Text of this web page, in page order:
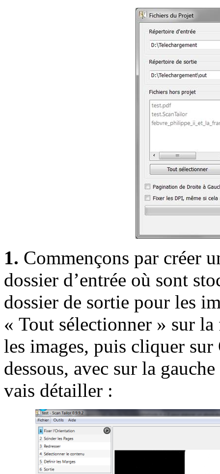
1. Commençons par créer
dossier d’entrée où sont
dossier de sortie pour les
« Tout sélectionner » sur
les images, puis cliquer
dessous, avec sur la
vais détailler :